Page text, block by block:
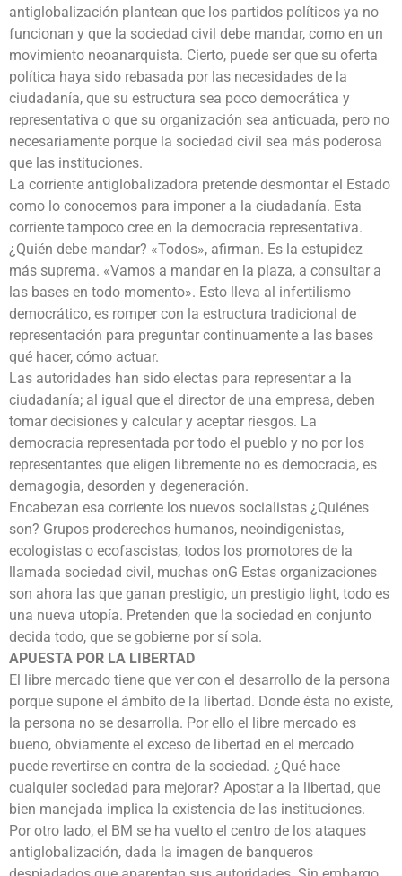
antiglobalización plantean que los partidos políticos ya no
funcionan y que la sociedad civil debe mandar, como en un
movimiento neoanarquista. Cierto, puede ser que su oferta
política haya sido rebasada por las necesidades de la
ciudadanía, que su estructura sea poco democrática y
representativa o que su organización sea anticuada, pero no
necesariamente porque la sociedad civil sea más poderosa
que las instituciones.
La corriente antiglobalizadora pretende desmontar el Estado
como lo conocemos para imponer a la ciudadanía. Esta
corriente tampoco cree en la democracia representativa.
¿Quién debe mandar? «Todos», afirman. Es la estupidez
más suprema. «Vamos a mandar en la plaza, a consultar a
las bases en todo momento». Esto lleva al infertilismo
democrático, es romper con la estructura tradicional de
representación para preguntar continuamente a las bases
qué hacer, cómo actuar.
Las autoridades han sido electas para representar a la
ciudadanía; al igual que el director de una empresa, deben
tomar decisiones y calcular y aceptar riesgos. La
democracia representada por todo el pueblo y no por los
representantes que eligen libremente no es democracia, es
demagogia, desorden y degeneración.
Encabezan esa corriente los nuevos socialistas ¿Quiénes
son? Grupos proderechos humanos, neoindigenistas,
ecologistas o ecofascistas, todos los promotores de la
llamada sociedad civil, muchas o­nG Estas organizaciones
son ahora las que ganan prestigio, un prestigio light, todo es
una nueva utopía. Pretenden que la sociedad en conjunto
decida todo, que se gobierne por sí sola.
APUESTA POR LA LIBERTAD
El libre mercado tiene que ver con el desarrollo de la persona
porque supone el ámbito de la libertad. Donde ésta no existe,
la persona no se desarrolla. Por ello el libre mercado es
bueno, obviamente el exceso de libertad en el mercado
puede revertirse en contra de la sociedad. ¿Qué hace
cualquier sociedad para mejorar? Apostar a la libertad, que
bien manejada implica la existencia de las instituciones.
Por otro lado, el BM se ha vuelto el centro de los ataques
antiglobalización, dada la imagen de banqueros